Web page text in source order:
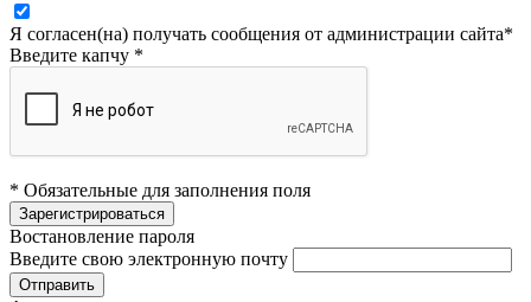
Я согласен(на) получать сообщения от администрации сайта*
Введите капчу *
* Обязательные для заполнения поля
Востановление пароля
Введите свою электронную почту